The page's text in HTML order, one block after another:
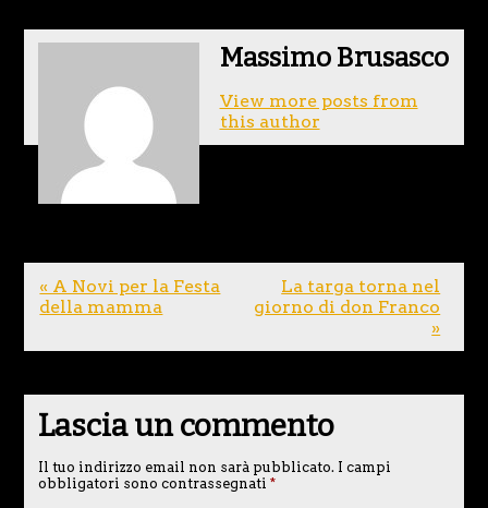
Massimo Brusasco
View more posts from
this author
« A Novi per la Festa
della mamma
La targa torna nel
giorno di don Franco
»
Lascia un commento
Il tuo indirizzo email non sarà pubblicato. I campi
obbligatori sono contrassegnati *